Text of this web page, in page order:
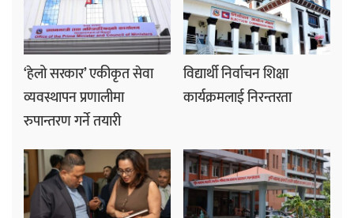
‘हेलो सरकार’ एकीकृत सेवा
व्यवस्थापन प्रणालीमा
रुपान्तरण गर्ने तयारी
विद्यार्थी निर्वाचन शिक्षा
कार्यक्रमलाई निरन्तरता